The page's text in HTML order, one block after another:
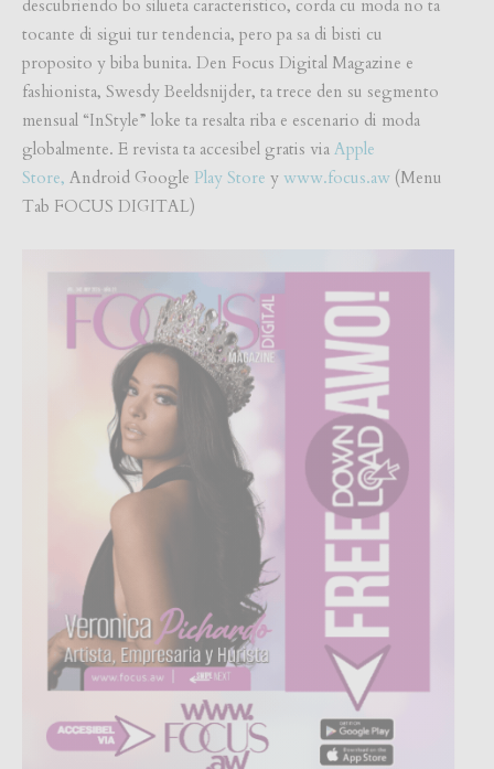
descubriendo bo silueta caracteristico, corda cu moda no ta
tocante di sigui tur tendencia, pero pa sa di bisti cu
proposito y biba bunita. Den Focus Digital Magazine e
fashionista, Swesdy Beeldsnijder, ta trece den su segmento
mensual “InStyle” loke ta resalta riba e escenario di moda
globalmente. E revista ta accesibel gratis via Apple
Store, Android Google Play Store y www.focus.aw (Menu
Tab FOCUS DIGITAL)